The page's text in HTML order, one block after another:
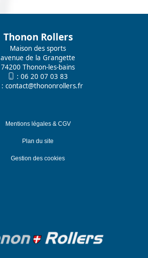
Thonon Rollers
Maison des sports
avenue de la Grangette
74200 Thonon-les-bains
: 06 20 07 03 83
: contact@thononrollers.fr
Mentions légales & CGV
Plan du site
Gestion des cookies